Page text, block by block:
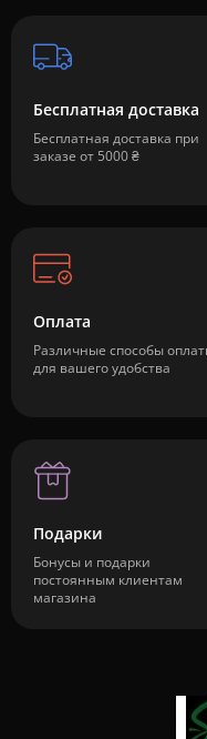
Бесплатная доставка
Бесплатная доставка при
заказе от 5000 ₴
Оплата
Различные способы
для вашего удобства
Подарки
Бонусы и подарки
постоянным клиентам
магазина